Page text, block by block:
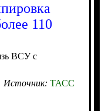
110
ВСУ с
Источник: ТАСС